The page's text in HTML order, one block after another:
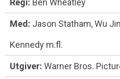
Regi: Ben Wheatley
Med: Jason Statham, Wu
Kennedy m.fl.
Utgiver: Warner Bros.